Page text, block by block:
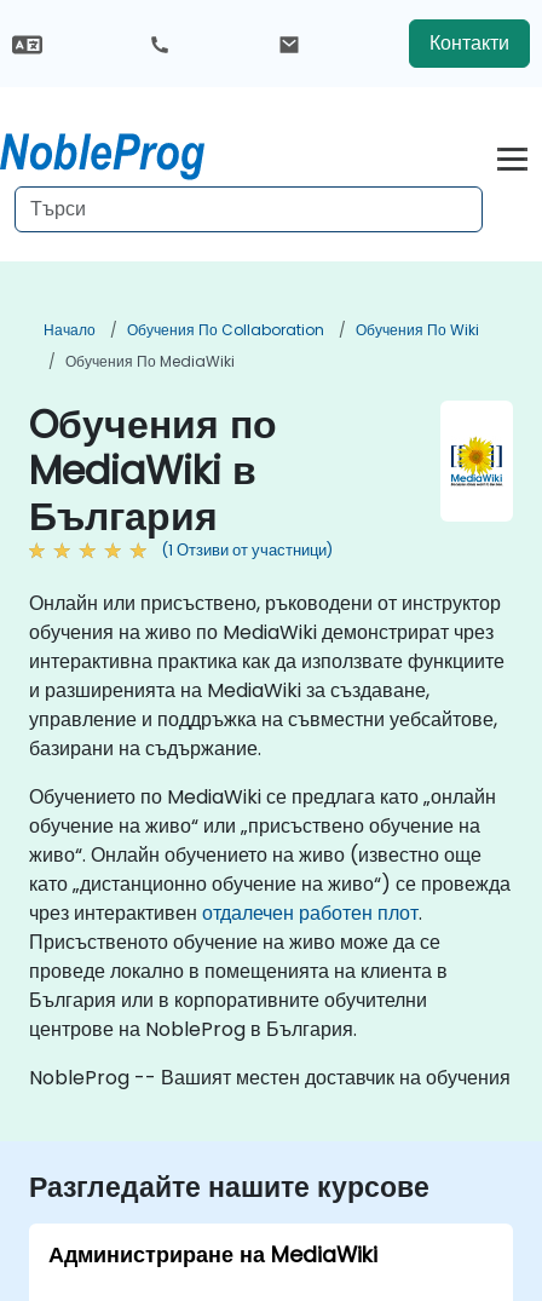
Контакти
Начало Обучения По Collaboration
Обучения По Wiki
Обучения По MediaWiki
Oбучения по
MediaWiki в
България
(1 Отзиви от участници)
Онлайн или присъствено, ръководени от инструктор
обучения на живо по MediaWiki демонстрират чрез
интерактивна практика как да използвате функциите
и разширенията на MediaWiki за създаване,
управление и поддръжка на съвместни уебсайтове,
базирани на съдържание.
Обучението по MediaWiki се предлага като „онлайн
обучение на живо“ или „присъствено обучение на
живо“. Онлайн обучението на живо (известно още
като „дистанционно обучение на живо“) се провежда
чрез интерактивен отдалечен работен плот.
Присъственото обучение на живо може да се
проведе локално в помещенията на клиента в
България или в корпоративните обучителни
центрове на NobleProg в България.
NobleProg -- Вашият местен доставчик на обучения
Разгледайте нашите курсове
Администриране на MediaWiki